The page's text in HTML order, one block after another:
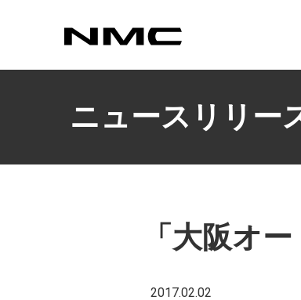
カスタ
ニュースリリー
「大阪オ
2017.02.02